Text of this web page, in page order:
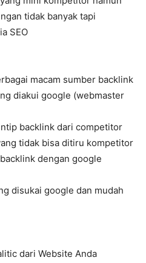
tidak banyak tapi
SEO
macam sumber backlink
diakui google (webmaster
backlink dari competitor
tidak bisa ditiru kompetitor
dengan google
disukai google dan mudah
dari Website Anda